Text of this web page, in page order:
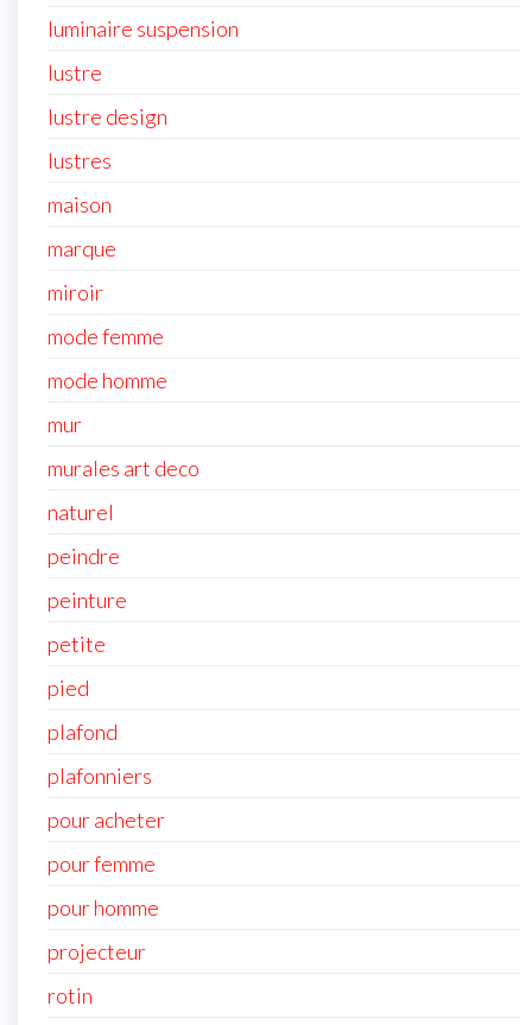
luminaire suspension
lustre
lustre design
lustres
maison
marque
miroir
mode femme
mode homme
mur
murales art deco
naturel
peindre
peinture
petite
pied
plafond
plafonniers
pour acheter
pour femme
pour homme
projecteur
rotin